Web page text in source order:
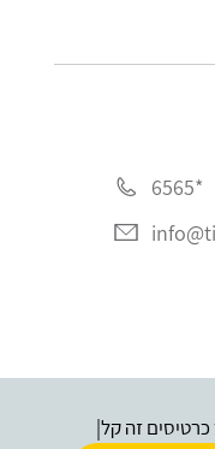
*6565
כרטיסים זה קל